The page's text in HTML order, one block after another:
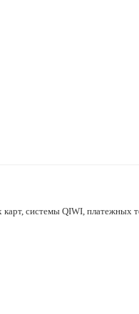
системы QIWI, платежных